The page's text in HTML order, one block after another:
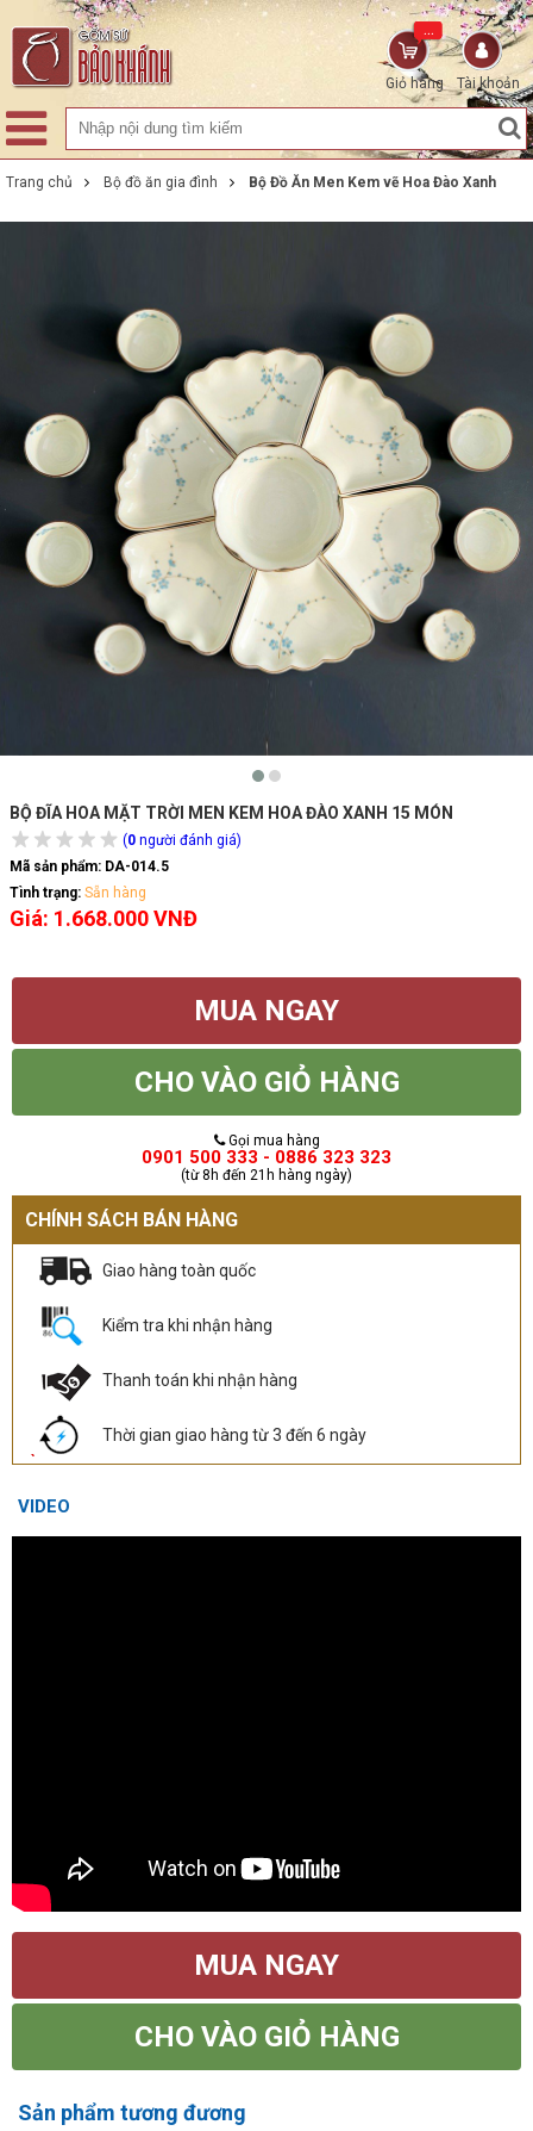
Tài khoản
Giỏ hàng
...
Trang chủ Bộ đồ ăn gia đình Bộ Đồ Ăn Men Kem vẽ Hoa Đào Xanh
BỘ ĐĨA HOA MẶT TRỜI MEN KEM HOA ĐÀO XANH 15 MÓN
(0 người đánh giá)
Mã sản phẩm: DA-014.5
Tình trạng: Sẵn hàng
Giá: 1.668.000 VNĐ
MUA NGAY
CHO VÀO GIỎ HÀNG
Gọi mua hàng
0901 500 333 - 0886 323 323
(từ 8h đến 21h hàng ngày)
CHÍNH SÁCH BÁN HÀNG
Giao hàng toàn quốc
Kiểm tra khi nhận hàng
Thanh toán khi nhận hàng
Thời gian giao hàng từ 3 đến 6 ngày
VIDEO
MUA NGAY
CHO VÀO GIỎ HÀNG
Sản phẩm tương đương